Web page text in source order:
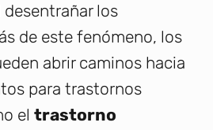
los
de este fenómeno, los
abrir caminos hacia
para trastornos
el trastorno